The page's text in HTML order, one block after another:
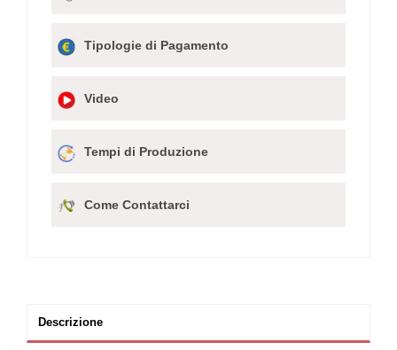
Tipologie di Pagamento
Video
Tempi di Produzione
Come Contattarci
Descrizione